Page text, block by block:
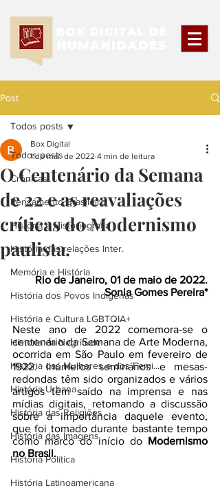
Post
Todos posts
Crônicas
Pensamento Brasileiro
História e Historiografia
História das relações Inter.
Memória e História
História dos Povos Indígenas
História e Cultura LGBTQIA+
Historia da Negritude
História das Mulheres e dos Femi...
História Urbana
História das Religiões
História das Imagens
História Política
História Latinoamericana
Todos posts
O Centenário da Semana
de 22 e as reavaliações
críticas do Modernismo
paulista.
Box Digital
1 de mai. de 2022 4 min de leitura
Rio de Janeiro, 01 de maio de 2022.
Sonia Gomes Pereira*
Neste ano de 2022 comemora-se o
centenário da Semana de Arte Moderna,
ocorrida em São Paulo em fevereiro de
1922. Inúmeros seminários e mesas-
redondas têm sido organizados e vários
artigos têm saído na imprensa e nas
mídias digitais, retomando a discussão
sobre a importância daquele evento,
que foi tomado durante bastante tempo
como marco do início do Modernismo
no Brasil.